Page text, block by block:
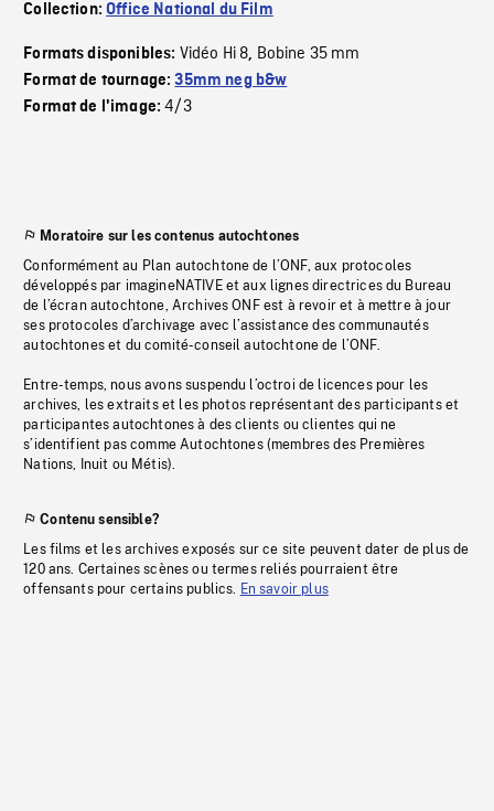
Collection:Office National du Film
Formats disponibles: Vidéo Hi 8, Bobine 35 mm
Format de tournage:35mm neg b&w
Format de l'image:4/3
Moratoire sur les contenus autochtones
Conformément au Plan autochtone de l’ONF, aux protocoles
développés par imagineNATIVE et aux lignes directrices du Bureau
de l’écran autochtone, Archives ONF est à revoir et à mettre à jour
ses protocoles d’archivage avec l’assistance des communautés
autochtones et du comité-conseil autochtone de l’ONF.
Entre-temps, nous avons suspendu l’octroi de licences pour les
archives, les extraits et les photos représentant des participants et
participantes autochtones à des clients ou clientes qui ne
s’identifient pas comme Autochtones (membres des Premières
Nations, Inuit ou Métis).
Contenu sensible?
Les films et les archives exposés sur ce site peuvent dater de plus de
120 ans. Certaines scènes ou termes reliés pourraient être
offensants pour certains publics. En savoir plus